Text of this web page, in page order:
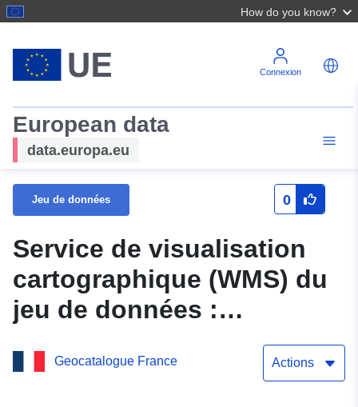
How do you know?
Connexion
European data
data.europa.eu
Jeu de données 0
Service de visualisation
cartographique (WMS) du
jeu de données :
Prescription linéraire du
PLU de Saint Parres aux
Geocatalogue France Actions